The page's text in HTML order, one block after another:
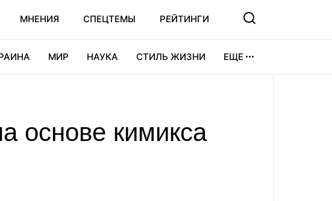
МНЕНИЯ СПЕЦТЕМЫ РЕЙТИНГИ
МИР НАУКА СТИЛЬ ЖИЗНИ ЕЩЕ
основе кимикса